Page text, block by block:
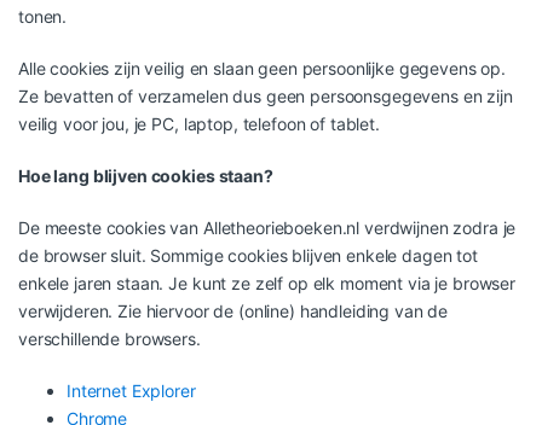
tonen.
Alle cookies zijn veilig en slaan geen persoonlijke gegevens op.
Ze bevatten of verzamelen dus geen persoonsgegevens en zijn
veilig voor jou, je PC, laptop, telefoon of tablet.
Hoe lang blijven cookies staan?
De meeste cookies van Alletheorieboeken.nl verdwijnen zodra je
de browser sluit. Sommige cookies blijven enkele dagen tot
enkele jaren staan. Je kunt ze zelf op elk moment via je browser
verwijderen. Zie hiervoor de (online) handleiding van de
verschillende browsers.
Internet Explorer
Chrome